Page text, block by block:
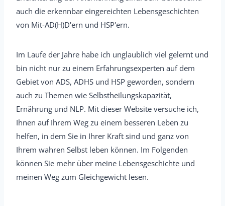
auch die erkennbar eingereichten Lebensgeschichten
von Mit-AD(H)D'ern und HSP'ern.
Im Laufe der Jahre habe ich unglaublich viel gelernt und
bin nicht nur zu einem Erfahrungsexperten auf dem
Gebiet von ADS, ADHS und HSP geworden, sondern
auch zu Themen wie Selbstheilungskapazität,
Ernährung und NLP. Mit dieser Website versuche ich,
Ihnen auf Ihrem Weg zu einem besseren Leben zu
helfen, in dem Sie in Ihrer Kraft sind und ganz von
Ihrem wahren Selbst leben können. Im Folgenden
können Sie mehr über meine Lebensgeschichte und
meinen Weg zum Gleichgewicht lesen.